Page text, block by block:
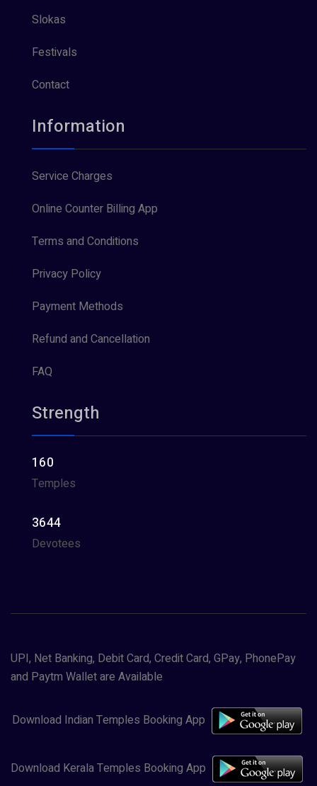
Slokas
Festivals
Contact
Information
Service Charges
Online Counter Billing App
Terms and Conditions
Privacy Policy
Payment Methods
Refund and Cancellation
FAQ
Strength
160
Temples
3644
Devotees
UPI, Net Banking, Debit Card, Credit Card, GPay, PhonePay
and Paytm Wallet are Available
Download Indian Temples Booking App
Download Kerala Temples Booking App